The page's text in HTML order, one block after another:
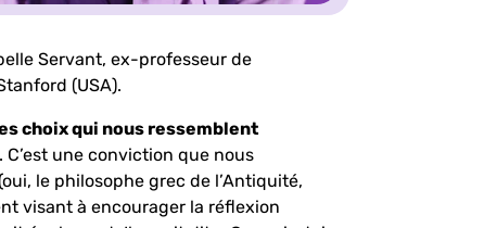
Servant, ex-professeur de
(USA).
choix qui nous ressemblent
. C’est une conviction que nous
le philosophe grec de l’Antiquité,
visant à encourager la réflexion